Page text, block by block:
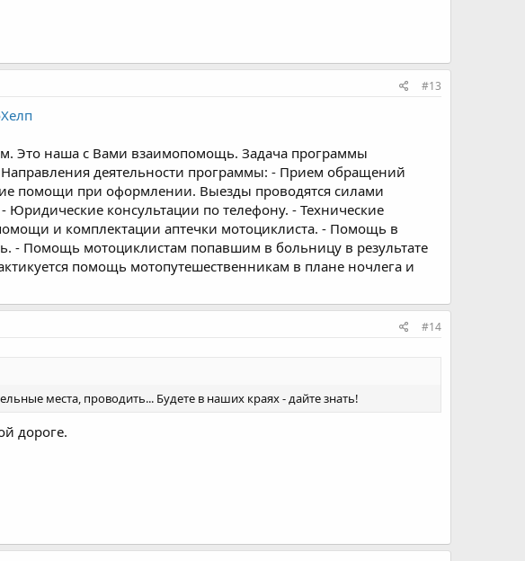
#13
Это наша с Вами взаимопомощь. Задача программы
деятельности программы: - Прием обращений
помощи при оформлении. Выезды проводятся силами
консультации по телефону. - Технические
и комплектации аптечки мотоциклиста. - Помощь в
- Помощь мотоциклистам попавшим в больницу в результате
помощь мотопутешественникам в плане ночлега и
#14
места, проводить... Будете в наших краях - дайте знать!
дороге.